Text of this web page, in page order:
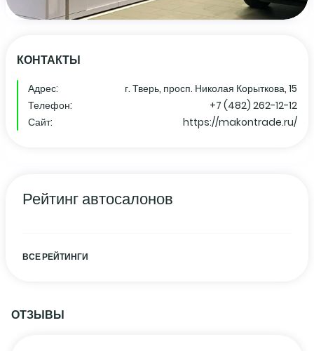
КОНТАКТЫ
Адрес:
г. Тверь, просп. Николая Корыткова, 15
Телефон:
+7 (482) 262-12-12
Сайт:
https://makontrade.ru/
Рейтинг автосалонов
ВСЕ РЕЙТИНГИ
ОТЗЫВЫ